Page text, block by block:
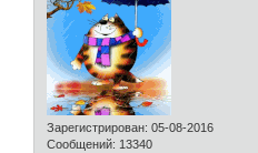
Зарегистрирован: 05-08-2016
Сообщений: 13340